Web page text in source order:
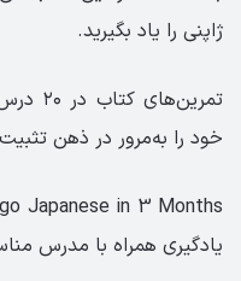
ژاپنی را یاد بگیرید.
خود را به‌مرور در ذهن
یادگیری همراه با مدرس